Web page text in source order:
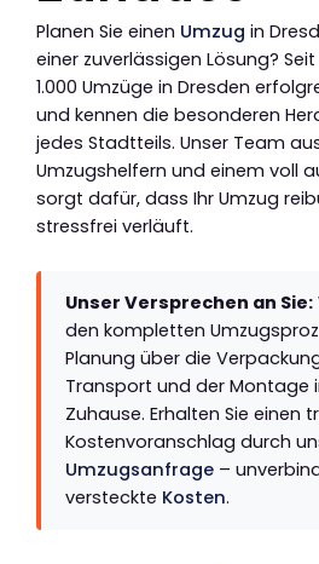
Planen Sie einen Umzug in
einer zuverlässigen Lösung?
1.000 Umzüge in Dresden
und kennen die besonderen
jedes Stadtteils. Unser Team
Umzugshelfern und einem voll
sorgt dafür, dass Ihr Umzug
stressfrei verläuft.
Unser Versprechen an Sie:
den kompletten
Planung über die
Transport und der Montage
Zuhause. Erhalten Sie einen
Kostenvoranschlag durch
Umzugsanfrage –
versteckte Kosten.